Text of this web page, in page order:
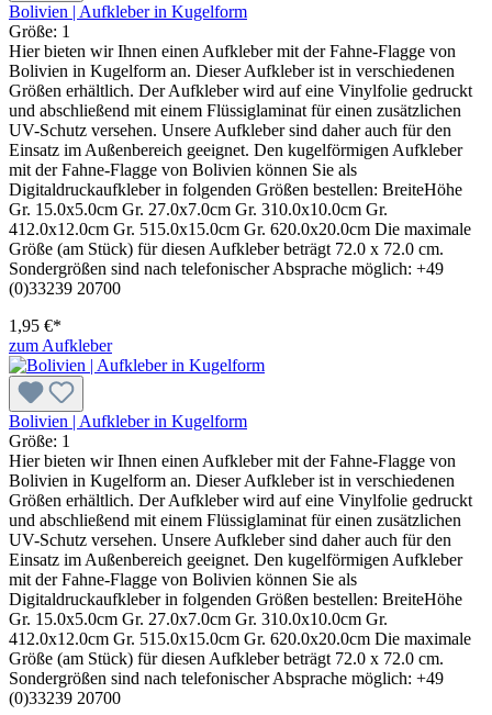
Bolivien | Aufkleber in Kugelform
Größe: 1
Hier bieten wir Ihnen einen Aufkleber mit der Fahne-Flagge von
Bolivien in Kugelform an. Dieser Aufkleber ist in verschiedenen
Größen erhältlich. Der Aufkleber wird auf eine Vinylfolie gedruckt
und abschließend mit einem Flüssiglaminat für einen zusätzlichen
UV-Schutz versehen. Unsere Aufkleber sind daher auch für den
Einsatz im Außenbereich geeignet. Den kugelförmigen Aufkleber
mit der Fahne-Flagge von Bolivien können Sie als
Digitaldruckaufkleber in folgenden Größen bestellen: BreiteHöhe
Gr. 15.0x5.0cm Gr. 27.0x7.0cm Gr. 310.0x10.0cm Gr.
412.0x12.0cm Gr. 515.0x15.0cm Gr. 620.0x20.0cm Die maximale
Größe (am Stück) für diesen Aufkleber beträgt 72.0 x 72.0 cm.
Sondergrößen sind nach telefonischer Absprache möglich: +49
(0)33239 20700
1,95 €*
zum Aufkleber
Bolivien | Aufkleber in Kugelform
Größe: 1
Hier bieten wir Ihnen einen Aufkleber mit der Fahne-Flagge von
Bolivien in Kugelform an. Dieser Aufkleber ist in verschiedenen
Größen erhältlich. Der Aufkleber wird auf eine Vinylfolie gedruckt
und abschließend mit einem Flüssiglaminat für einen zusätzlichen
UV-Schutz versehen. Unsere Aufkleber sind daher auch für den
Einsatz im Außenbereich geeignet. Den kugelförmigen Aufkleber
mit der Fahne-Flagge von Bolivien können Sie als
Digitaldruckaufkleber in folgenden Größen bestellen: BreiteHöhe
Gr. 15.0x5.0cm Gr. 27.0x7.0cm Gr. 310.0x10.0cm Gr.
412.0x12.0cm Gr. 515.0x15.0cm Gr. 620.0x20.0cm Die maximale
Größe (am Stück) für diesen Aufkleber beträgt 72.0 x 72.0 cm.
Sondergrößen sind nach telefonischer Absprache möglich: +49
(0)33239 20700